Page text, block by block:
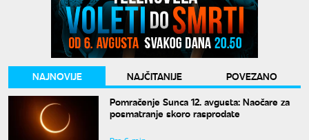
NAJNOVIJE NAJČITANIJE
POVEZANO
Pomračenje Sunca 12. avgusta: Naočare za
posmatranje skoro rasprodate